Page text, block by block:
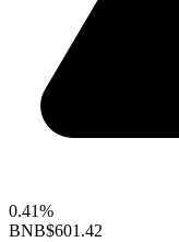
0.41%
BNB$601.42